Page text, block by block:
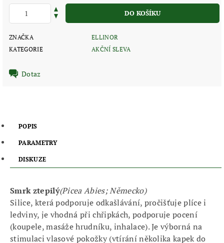
ZNAČKA
ELLINOR
KATEGORIE
AKČNÍ SLEVA
Dotaz
POPIS
PARAMETRY
DISKUZE
Smrk ztepilý(Picea Abies; Německo)
Silice, která podporuje odkašlávání, pročišťuje plíce i
ledviny, je vhodná při chřipkách, podporuje pocení
(koupele, masáže hrudníku, inhalace). Je výborná na
stimulaci vlasové pokožky (vtírání několika kapek do